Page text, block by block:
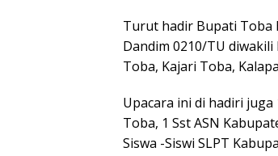
Turut hadir Bupati Toba
Dandim 0210/TU
Toba, Kajari Toba,
Upacara ini di hadiri
Toba, 1 Sst ASN
Siswa -Siswi SLPT